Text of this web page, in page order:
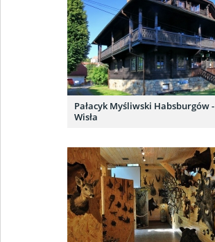
Pałacyk Myśliwski Habsburgów -
Wisła